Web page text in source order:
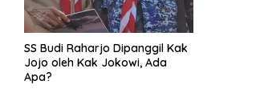
SS Budi Raharjo Dipanggil Kak
Jojo oleh Kak Jokowi, Ada
Apa?